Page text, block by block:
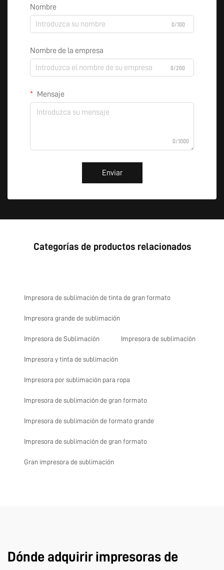
Nombre
0/100
Nombre de la empresa
0/200
Mensaje
0/1000
Enviar
Categorías de productos relacionados
Impresora de sublimación de tinta de gran formato
Impresora grande de sublimación
Impresora de Sublimación Impresora de sublimación
Impresora y tinta de sublimación
Impresora por sublimación para ropa
Impresora de sublimación de gran formato
Impresora de sublimación de formato grande
Impresora de sublimación de gran formato
Gran impresora de sublimación
Dónde adquirir impresoras de